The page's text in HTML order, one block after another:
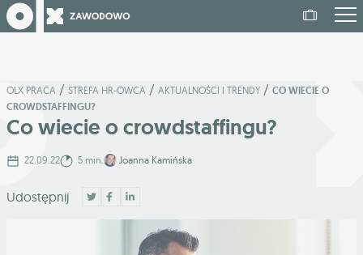
OLX PRACA / STREFA HR-OWCA / AKTUALNOŚCI I TRENDY / CO WIECIE O
CROWDSTAFFINGU?
Co wiecie o crowdstaffingu?
22.09.22 5 min. Joanna Kamińska
Udostępnij